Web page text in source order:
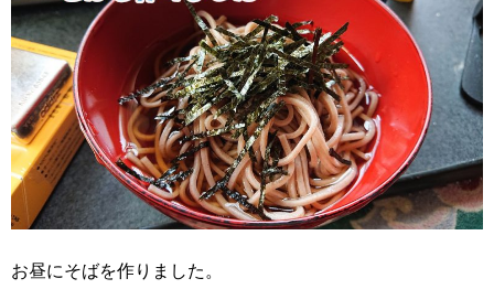
お昼にそばを作りました。